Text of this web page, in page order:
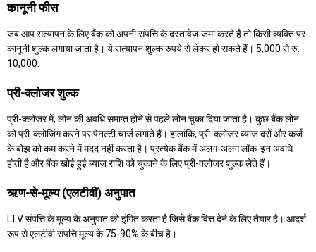
कानूनी फीस
जब आप सत्यापन के लिए बैंक को अपनी संपत्ति के दस्तावेज जमा करते हैं तो किसी व्यक्ति पर
कानूनी शुल्क लगाया जाता है। ये सत्यापन शुल्क रुपये से लेकर हो सकते हैं। 5,000 से रु.
10,000.
प्री-क्लोजर शुल्क
प्री-क्लोजर में, लोन की अवधि समाप्त होने से पहले लोन चुका दिया जाता है। कुछ बैंक लोन
को प्री-क्लोजिंग करने पर पेनल्टी चार्ज लगाते हैं। हालांकि, प्री-क्लोजर ब्याज दरों और कर्ज
के बोझ को कम करने में मदद नहीं करता है। प्रत्येक बैंक में अलग-अलग लॉक-इन अवधि
होती है और बैंक खोई हुई ब्याज राशि को चुकाने के लिए प्री-क्लोजर शुल्क लेते हैं।
ऋण-से-मूल्य (एलटीवी) अनुपात
LTV संपत्ति के मूल्य के अनुपात को इंगित करता है जिसे बैंक वित्त देने के लिए तैयार है। आदर्श
रूप से एलटीवी संपत्ति मूल्य के 75-90% के बीच है।